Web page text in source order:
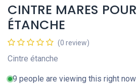
CINTRE MARES
ÉTANCHE
(0 review)
Cintre étanche
9 people are viewing this right now